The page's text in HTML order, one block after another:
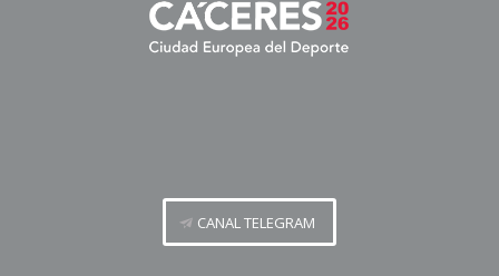
CANAL TELEGRAM